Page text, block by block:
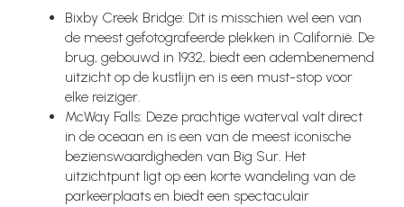
Bixby Creek Bridge: Dit is misschien wel een van
de meest gefotografeerde plekken in Californië. De
brug, gebouwd in 1932, biedt een adembenemend
uitzicht op de kustlijn en is een must-stop voor
elke reiziger.
McWay Falls: Deze prachtige waterval valt direct
in de oceaan en is een van de meest iconische
bezienswaardigheden van Big Sur. Het
uitzichtpunt ligt op een korte wandeling van de
parkeerplaats en biedt een spectaculair